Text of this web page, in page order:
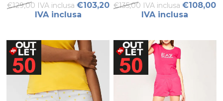
€129,00 IVA inclusa €103,20
IVA inclusa
€135,00 IVA inclusa €108,00
IVA inclusa